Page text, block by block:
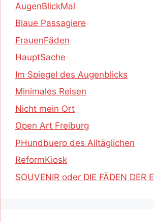
AugenBlickMal
Blaue Passagiere
FrauenFäden
HauptSache
Im Spiegel des Augenblicks
Minimales Reisen
Nicht mein Ort
Open Art Freiburg
PHundbuero des Alltäglichen
ReformKiosk
SOUVENIR oder DIE FÄDEN DER